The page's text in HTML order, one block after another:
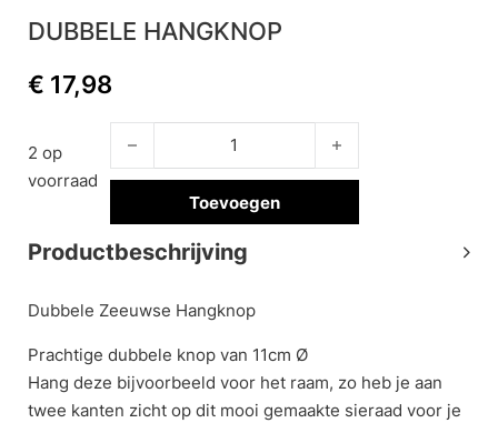
DUBBELE HANGKNOP
€ 17,98
2 op
voorraad
Dubbele hangknop aantal
Toevoegen
Productbeschrijving
Dubbele Zeeuwse Hangknop
Prachtige dubbele knop van 11cm Ø
Hang deze bijvoorbeeld voor het raam, zo heb je aan
twee kanten zicht op dit mooi gemaakte sieraad voor je